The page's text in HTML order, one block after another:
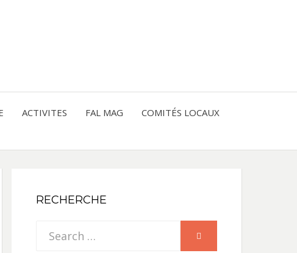
ACTIVITES FAL MAG
COMITÉS LOCAUX
RECHERCHE
Search